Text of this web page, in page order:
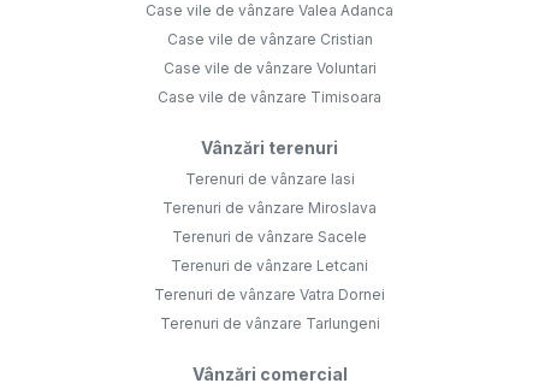
Case vile de vânzare Valea Adanca
Case vile de vânzare Cristian
Case vile de vânzare Voluntari
Case vile de vânzare Timisoara
Vânzări terenuri
Terenuri de vânzare Iasi
Terenuri de vânzare Miroslava
Terenuri de vânzare Sacele
Terenuri de vânzare Letcani
Terenuri de vânzare Vatra Dornei
Terenuri de vânzare Tarlungeni
Vânzări comercial